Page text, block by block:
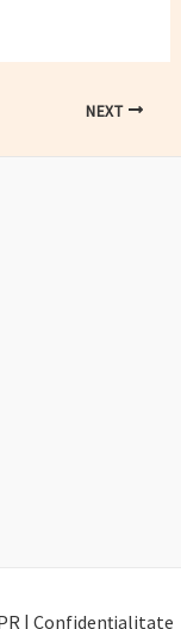
NEXT
| Confidențialitate